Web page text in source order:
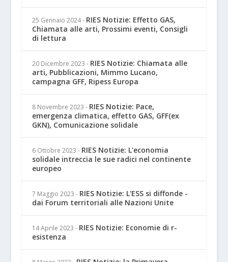
25 Gennaio 2024 - RIES Notizie: Effetto GAS,
Chiamata alle arti, Prossimi eventi, Consigli
di lettura
20 Dicembre 2023 - RIES Notizie: Chiamata alle
arti, Pubblicazioni, Mimmo Lucano,
campagna GFF, Ripess Europa
8 Novembre 2023 - RIES Notizie: Pace,
emergenza climatica, effetto GAS, GFF(ex
GKN), Comunicazione solidale
6 Ottobre 2023 - RIES Notizie: L'economia
solidale intreccia le sue radici nel continente
europeo
7 Maggio 2023 - RIES Notizie: L'ESS si diffonde -
dai Forum territoriali alle Nazioni Unite
14 Aprile 2023 - RIES Notizie: Economie di r-
esistenza